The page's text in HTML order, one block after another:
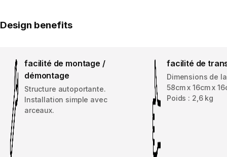
Design benefits
facilité de montage /
démontage
Structure autoportante.
Installation simple avec
arceaux.
facilité de
Dimensions de
58cm x 16cm x
Poids : 2,6 kg